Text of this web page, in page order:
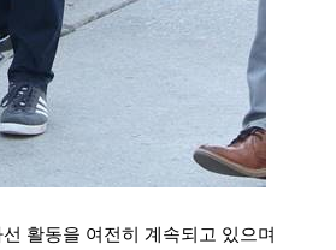
활동을 여전히 계속되고 있으며